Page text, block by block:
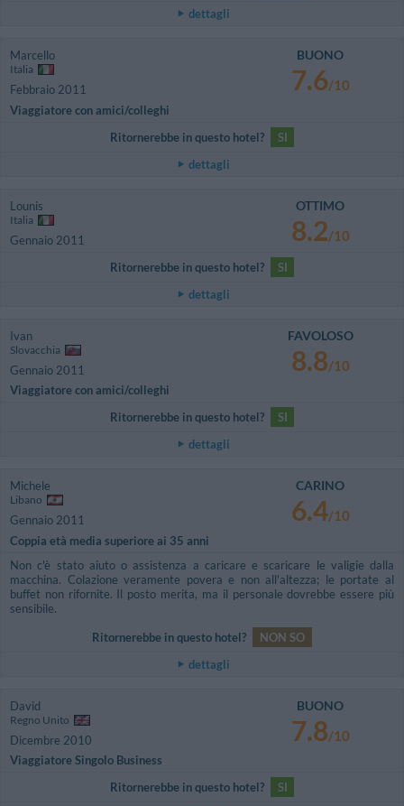
dettagli
Marcello
Italia
Febbraio 2011
Viaggiatore con amici/colleghi
BUONO
7.6/10
Ritornerebbe in questo hotel?
SI
dettagli
Lounis
Italia
Gennaio 2011
OTTIMO
8.2/10
Ritornerebbe in questo hotel?
SI
dettagli
Ivan
Slovacchia
Gennaio 2011
Viaggiatore con amici/colleghi
FAVOLOSO
8.8/10
Ritornerebbe in questo hotel?
SI
dettagli
Michele
Libano
Gennaio 2011
Coppia età media superiore ai 35 anni
CARINO
6.4/10
Non c'è stato aiuto o assistenza a caricare e scaricare le valigie dalla
macchina. Colazione veramente povera e non all'altezza; le portate al
buffet non rifornite. Il posto merita, ma il personale dovrebbe essere più
sensibile.
Ritornerebbe in questo hotel?
NON SO
dettagli
David
Regno Unito
Dicembre 2010
Viaggiatore Singolo Business
BUONO
7.8/10
Ritornerebbe in questo hotel?
SI